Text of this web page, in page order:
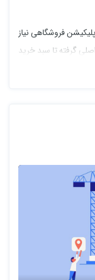
فروشگاهی نیاز
گرفته تا سبد خرید